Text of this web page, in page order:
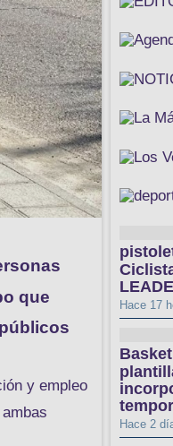
que
y empleo
Hace 17
Hace 2